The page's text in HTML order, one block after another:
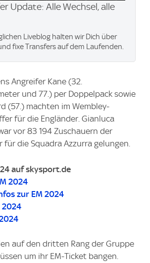
Update: Alle Wechsel, alle
Liveblog halten wir Dich über
fixe Transfers auf dem Laufenden.
Angreifer Kane (32.
und 77.) per Doppelpack sowie
(57.) machten im Wembley-
für die Engländer. Gianluca
vor 83 194 Zuschauern der
die Squadra Azzurra gelungen.
auf skysport.de
2024
zur EM 2024
2024
auf den dritten Rang der Gruppe
um ihr EM-Ticket bangen.